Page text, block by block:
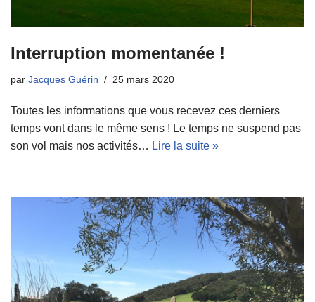
Interruption momentanée !
par Jacques Guérin 25 mars 2020
Toutes les informations que vous recevez ces derniers
temps vont dans le même sens ! Le temps ne suspend pas
son vol mais nos activités… Lire la suite »